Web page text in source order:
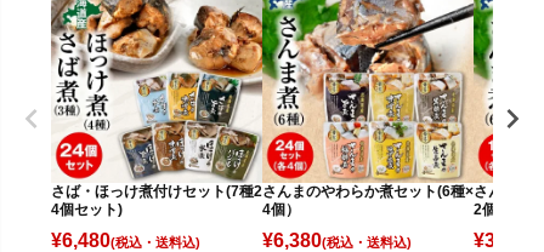
さば・ほっけ煮付けセット(7種2
4個セット)
¥6,480(税込)
さんまのやわらか煮セット(6種×
4個）
¥6,380(税込)
さんまの
2個)
¥3,780